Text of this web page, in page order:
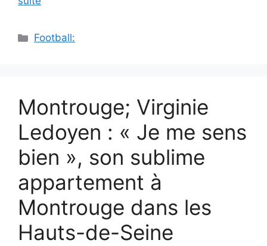
Catégories
Football:
Montrouge; Virginie
Ledoyen : « Je me sens
bien », son sublime
appartement à
Montrouge dans les
Hauts-de-Seine